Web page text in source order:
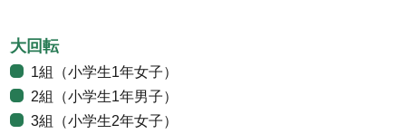
大回転
1組（小学生1年女子）
2組（小学生1年男子）
3組（小学生2年女子）